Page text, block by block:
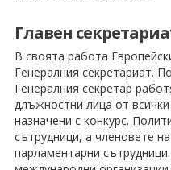
Главен
В своята работа
Генералния секретариат.
Генералния секретар
длъжностни лица от
назначени с конкурс.
сътрудници, а членовете
парламентарни